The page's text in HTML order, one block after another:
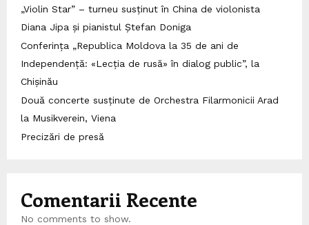
„Violin Star” – turneu susținut în China de violonista
Diana Jipa și pianistul Ștefan Doniga
Conferința „Republica Moldova la 35 de ani de
Independență: «Lecția de rusă» în dialog public”, la
Chișinău
Două concerte susținute de Orchestra Filarmonicii Arad
la Musikverein, Viena
Precizări de presă
Comentarii Recente
No comments to show.